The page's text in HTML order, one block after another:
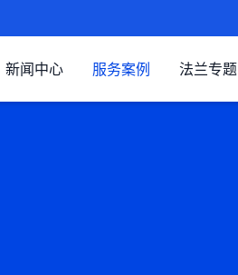
新闻中心 服务案例 法兰专题